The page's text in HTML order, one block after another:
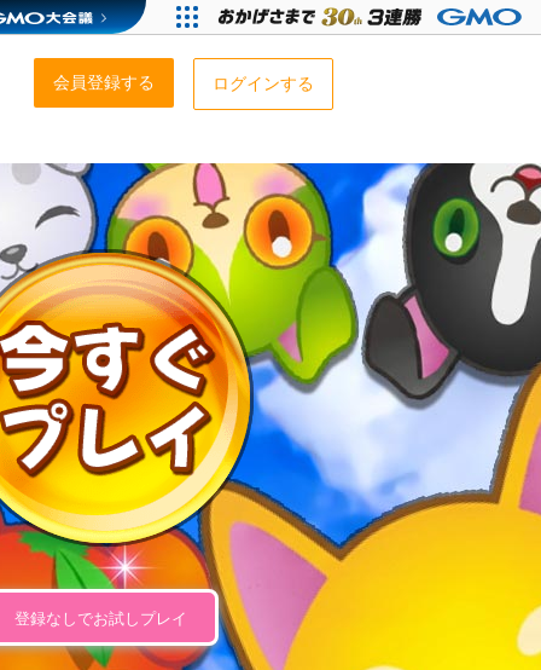
会員登録する ログインする
登録なしでお試しプレイ